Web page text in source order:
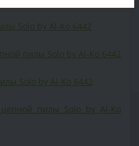
Solo by Al-Ko 6442
пилы Solo by Al-Ko 6442
Solo by Al-Ko 6442
пилы Solo by Al-Ko